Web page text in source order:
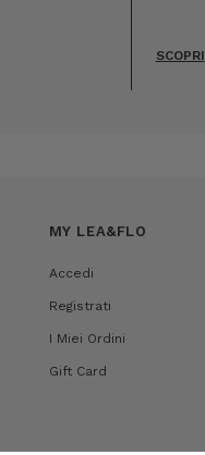
SCOPRI
MY LEA&FLO
Accedi
Registrati
I Miei Ordini
Gift Card